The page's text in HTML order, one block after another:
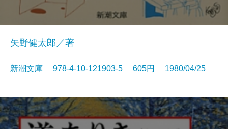
矢野健太郎／著
新潮文庫 978-4-10-121903-5 605円 1980/04/25